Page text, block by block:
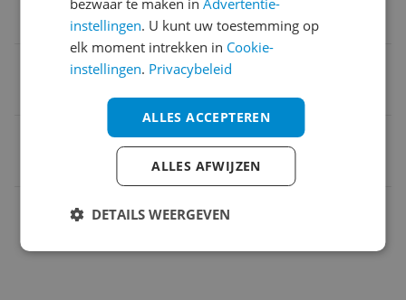
Technisch
Type reiniging
Functies
bezwaar te maken inAdvertentie-
instellingen. U kunt uw toestemming op
elk moment intrekken in Cookie-
instellingen. Privacybeleid
ALLES ACCEPTEREN
ALLES AFWIJZEN
DETAILS WEERGEVEN